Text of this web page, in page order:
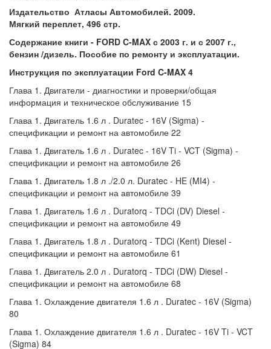
Издательство Атласы Автомобилей. 2009.
Мягкий переплет, 496 стр.
Содержание книги - FORD C-MAX с 2003 г. и с 2007 г.,
бензин /дизель. Пособие по ремонту и эксплуатации.
Инструкция по эксплуатации Ford C-MAX 4
Глава 1. Двигатели - диагностики и проверки/общая
информация и техническое обслуживание 15
Глава 1. Двигатель 1.6 л . Duratec - 16V (Sigma) -
спецификации и ремонт на автомобиле 22
Глава 1. Двигатель 1.6 л . Duratec - 16V Ti - VCT (Sigma) -
спецификации и ремонт на автомобиле 26
Глава 1. Двигатель 1.8 л ./2.0 л. Duratec - HE (MI4) -
спецификации и ремонт на автомобиле 39
Глава 1. Двигатель 1.6 л . Duratorq - TDCi (DV) Diesel -
спецификации и ремонт на автомобиле 49
Глава 1. Двигатель 1.8 л . Duratorq - TDCi (Kent) Diesel -
спецификации и ремонт на автомобиле 61
Глава 1. Двигатель 2.0 л . Duratorq - TDCi (DW) Diesel -
спецификации и ремонт на автомобиле 68
Глава 1. Охлаждение двигателя 1.6 л . Duratec - 16V (Sigma)
80
Глава 1. Охлаждение двигателя 1.6 л . Duratec - 16V Ti - VCT
(Sigma) 84